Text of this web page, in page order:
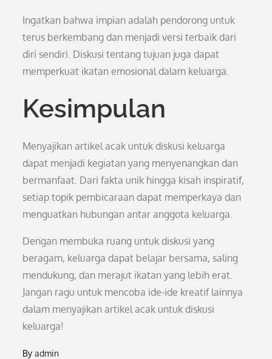
Ingatkan bahwa impian adalah pendorong untuk
terus berkembang dan menjadi versi terbaik dari
diri sendiri. Diskusi tentang tujuan juga dapat
memperkuat ikatan emosional dalam keluarga.
Kesimpulan
Menyajikan artikel acak untuk diskusi keluarga
dapat menjadi kegiatan yang menyenangkan dan
bermanfaat. Dari fakta unik hingga kisah inspiratif,
setiap topik pembicaraan dapat memperkaya dan
menguatkan hubungan antar anggota keluarga.
Dengan membuka ruang untuk diskusi yang
beragam, keluarga dapat belajar bersama, saling
mendukung, dan merajut ikatan yang lebih erat.
Jangan ragu untuk mencoba ide-ide kreatif lainnya
dalam menyajikan artikel acak untuk diskusi
keluarga!
Byadmin